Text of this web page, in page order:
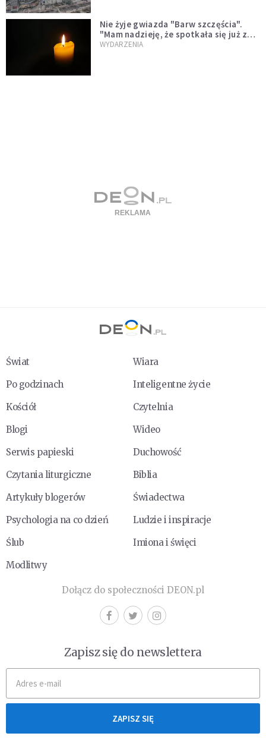
Nie żyje gwiazda "Barw szczęścia".
"Mam nadzieję, że spotkała się już z
Bogiem, którego tak bardzo kochała"
WYDARZENIA
Świat
Wiara
Po godzinach
Inteligentne życie
Kościół
Czytelnia
Blogi
Wideo
Serwis papieski
Duchowość
Czytania liturgiczne
Biblia
Artykuły blogerów
Świadectwa
Psychologia na co dzień
Ludzie i inspiracje
Ślub
Imiona i święci
Modlitwy
Dołącz do społeczności DEON.pl
Zapisz się do newslettera
ZAPISZ SIĘ